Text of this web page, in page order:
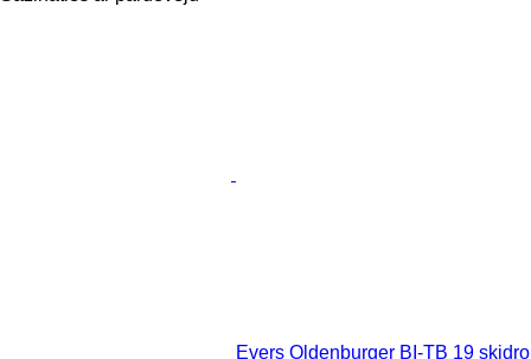
Evers Oldenburger BI-TB 19 sķidro